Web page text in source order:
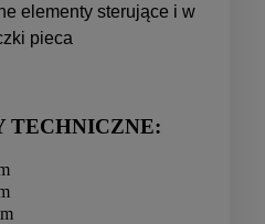
elementy sterujące i w
pieca
TECHNICZNE: